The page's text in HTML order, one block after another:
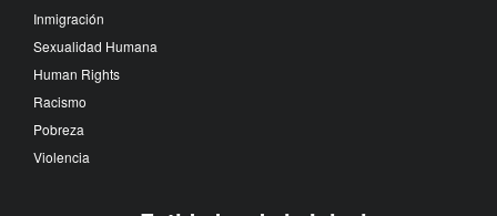
Inmigración
Sexualidad Humana
Human Rights
Racismo
Pobreza
Violencia